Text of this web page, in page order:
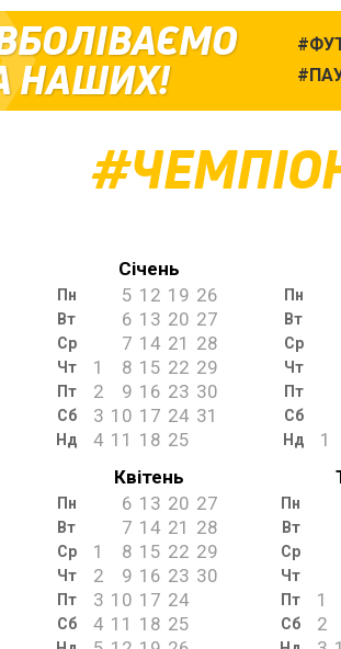
НАШИХ!
Січень
Пн 5 12 19 26
Вт 6 13 20 27
Ср 7 14 21 28
Чт 1 8 15 22 29
Пт 2 9 16 23 30
Сб 3 10 17 24 31
Нд 4 11 18 25
Пн
Вт
Ср
Чт
Пт
Сб
Нд 1
Квітень
Пн 6 13 20 27
Вт 7 14 21 28
Ср 1 8 15 22 29
Чт 2 9 16 23 30
Пт 3 10 17 24
Сб 4 11 18 25
Пн
Вт
Ср
Чт
Пт 1
Сб 2